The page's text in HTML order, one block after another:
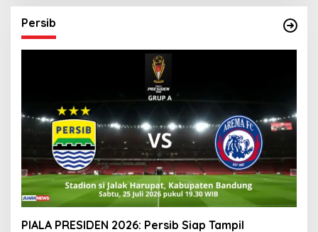
Persib
PIALA PRESIDEN 2026: Persib Siap Tampil